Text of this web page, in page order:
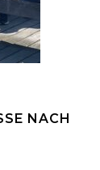
NACH